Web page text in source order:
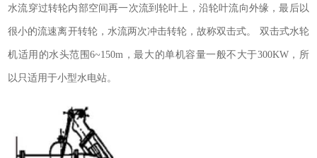
水流穿过转轮内部空间再一次流到轮叶上，沿轮叶流向外缘，最后以
很小的流速离开转轮，水流两次冲击转轮，故称双击式。 双击式水轮
机适用的水头范围6~150m，最大的单机容量一般不大于300KW，所
以只适用于小型水电站。